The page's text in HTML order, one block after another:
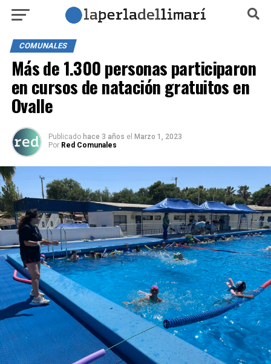
COMUNALES
Más de 1.300 personas participaron
en cursos de natación gratuitos en
Ovalle
Publicado hace 3 años el Marzo 1, 2023
Por Red Comunales